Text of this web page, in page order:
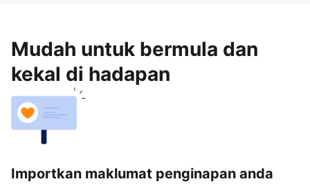
Mudah untuk bermula dan
kekal di hadapan
Importkan maklumat penginapan anda